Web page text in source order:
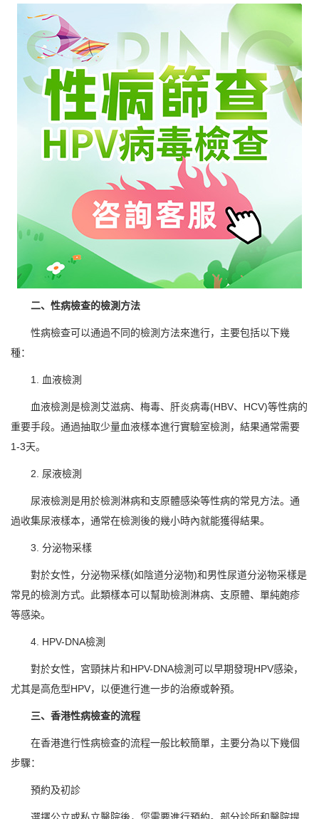
二、性病檢查的檢測方法
性病檢查可以通過不同的檢測方法來進行，主要包括以下幾
種：
1. 血液檢測
血液檢測是檢測艾滋病、梅毒、肝炎病毒(HBV、HCV)等性病的
重要手段。通過抽取少量血液樣本進行實驗室檢測，結果通常需要
1-3天。
2. 尿液檢測
尿液檢測是用於檢測淋病和支原體感染等性病的常見方法。通
過收集尿液樣本，通常在檢測後的幾小時內就能獲得結果。
3. 分泌物采樣
對於女性，分泌物采樣(如陰道分泌物)和男性尿道分泌物采樣是
常見的檢測方式。此類樣本可以幫助檢測淋病、支原體、單純皰疹
等感染。
4. HPV-DNA檢測
對於女性，宮頸抹片和HPV-DNA檢測可以早期發現HPV感染，
尤其是高危型HPV，以便進行進一步的治療或幹預。
三、香港性病檢查的流程
在香港進行性病檢查的流程一般比較簡單，主要分為以下幾個
步驟：
預約及初診